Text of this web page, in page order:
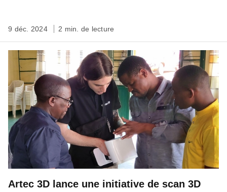
9 déc. 2024 2 min. de lecture
Artec 3D lance une initiative de scan 3D